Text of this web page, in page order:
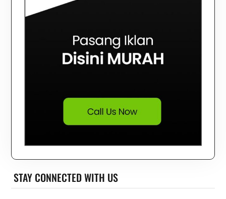
STAY CONNECTED WITH US